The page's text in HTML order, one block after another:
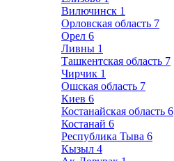
Вилючинск 1
Орловская область 7
Орел 6
Ливны 1
Ташкентская область 7
Чирчик 1
Ошская область 7
Киев 6
Костанайская область 6
Костанай 6
Республика Тыва 6
Кызыл 4